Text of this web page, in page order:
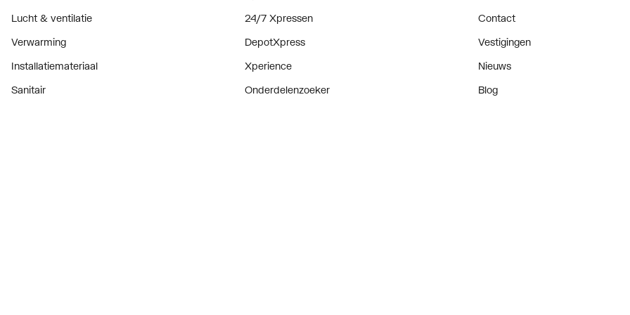
Lucht & ventilatie
Verwarming
Installatiemateriaal
Sanitair
24/7 Xpressen
DepotXpress
Xperience
Onderdelenzoeker
Contact
Vestigingen
Nieuws
Blog